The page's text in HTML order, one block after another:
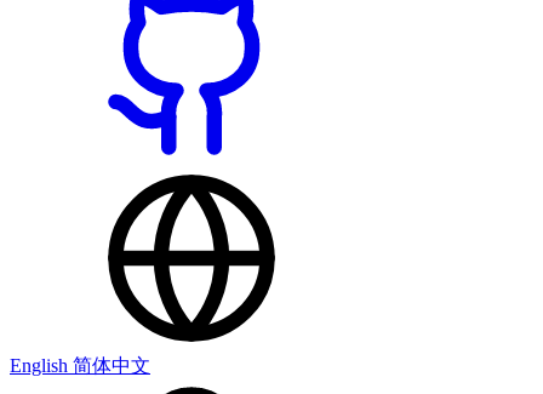
English 简体中文